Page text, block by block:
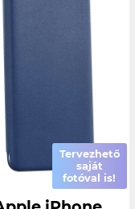
Tervezhető
saját
fotóval is!